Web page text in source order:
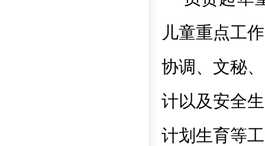
儿童重点工
协调、文秘
计以及安全
计划生育等